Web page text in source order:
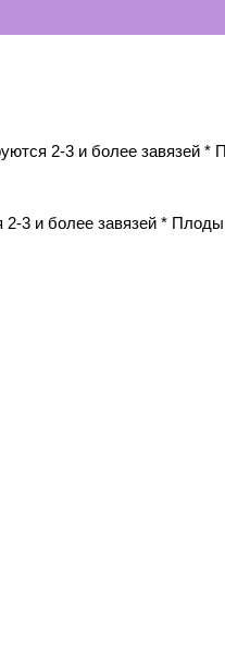
2-3 и более завязей
3 и более завязей *